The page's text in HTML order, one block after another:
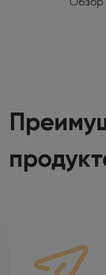
Обзор